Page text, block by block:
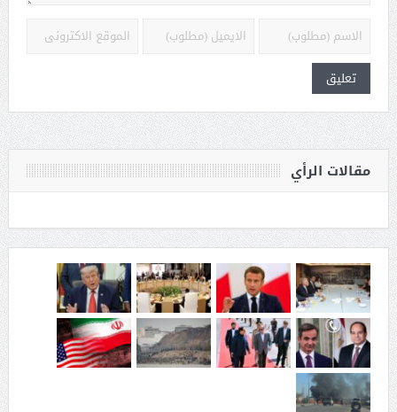
مقالات الرأي